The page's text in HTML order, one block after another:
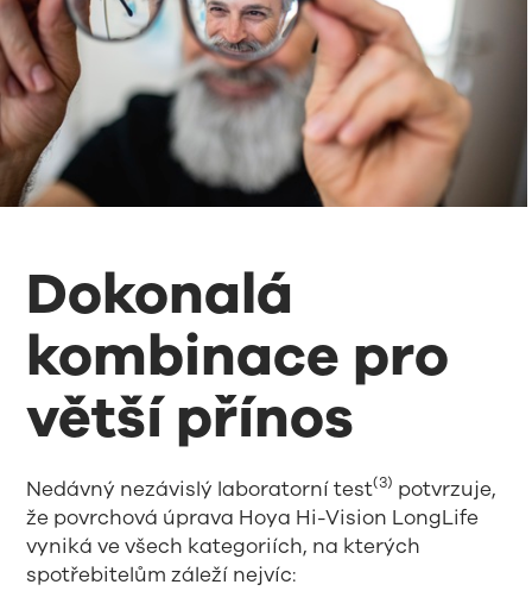
Dokonalá
kombinace pro
větší přínos
Nedávný nezávislý laboratorní test(3) potvrzuje,
že povrchová úprava Hoya Hi-Vision LongLife
vyniká ve všech kategoriích, na kterých
spotřebitelům záleží nejvíc: